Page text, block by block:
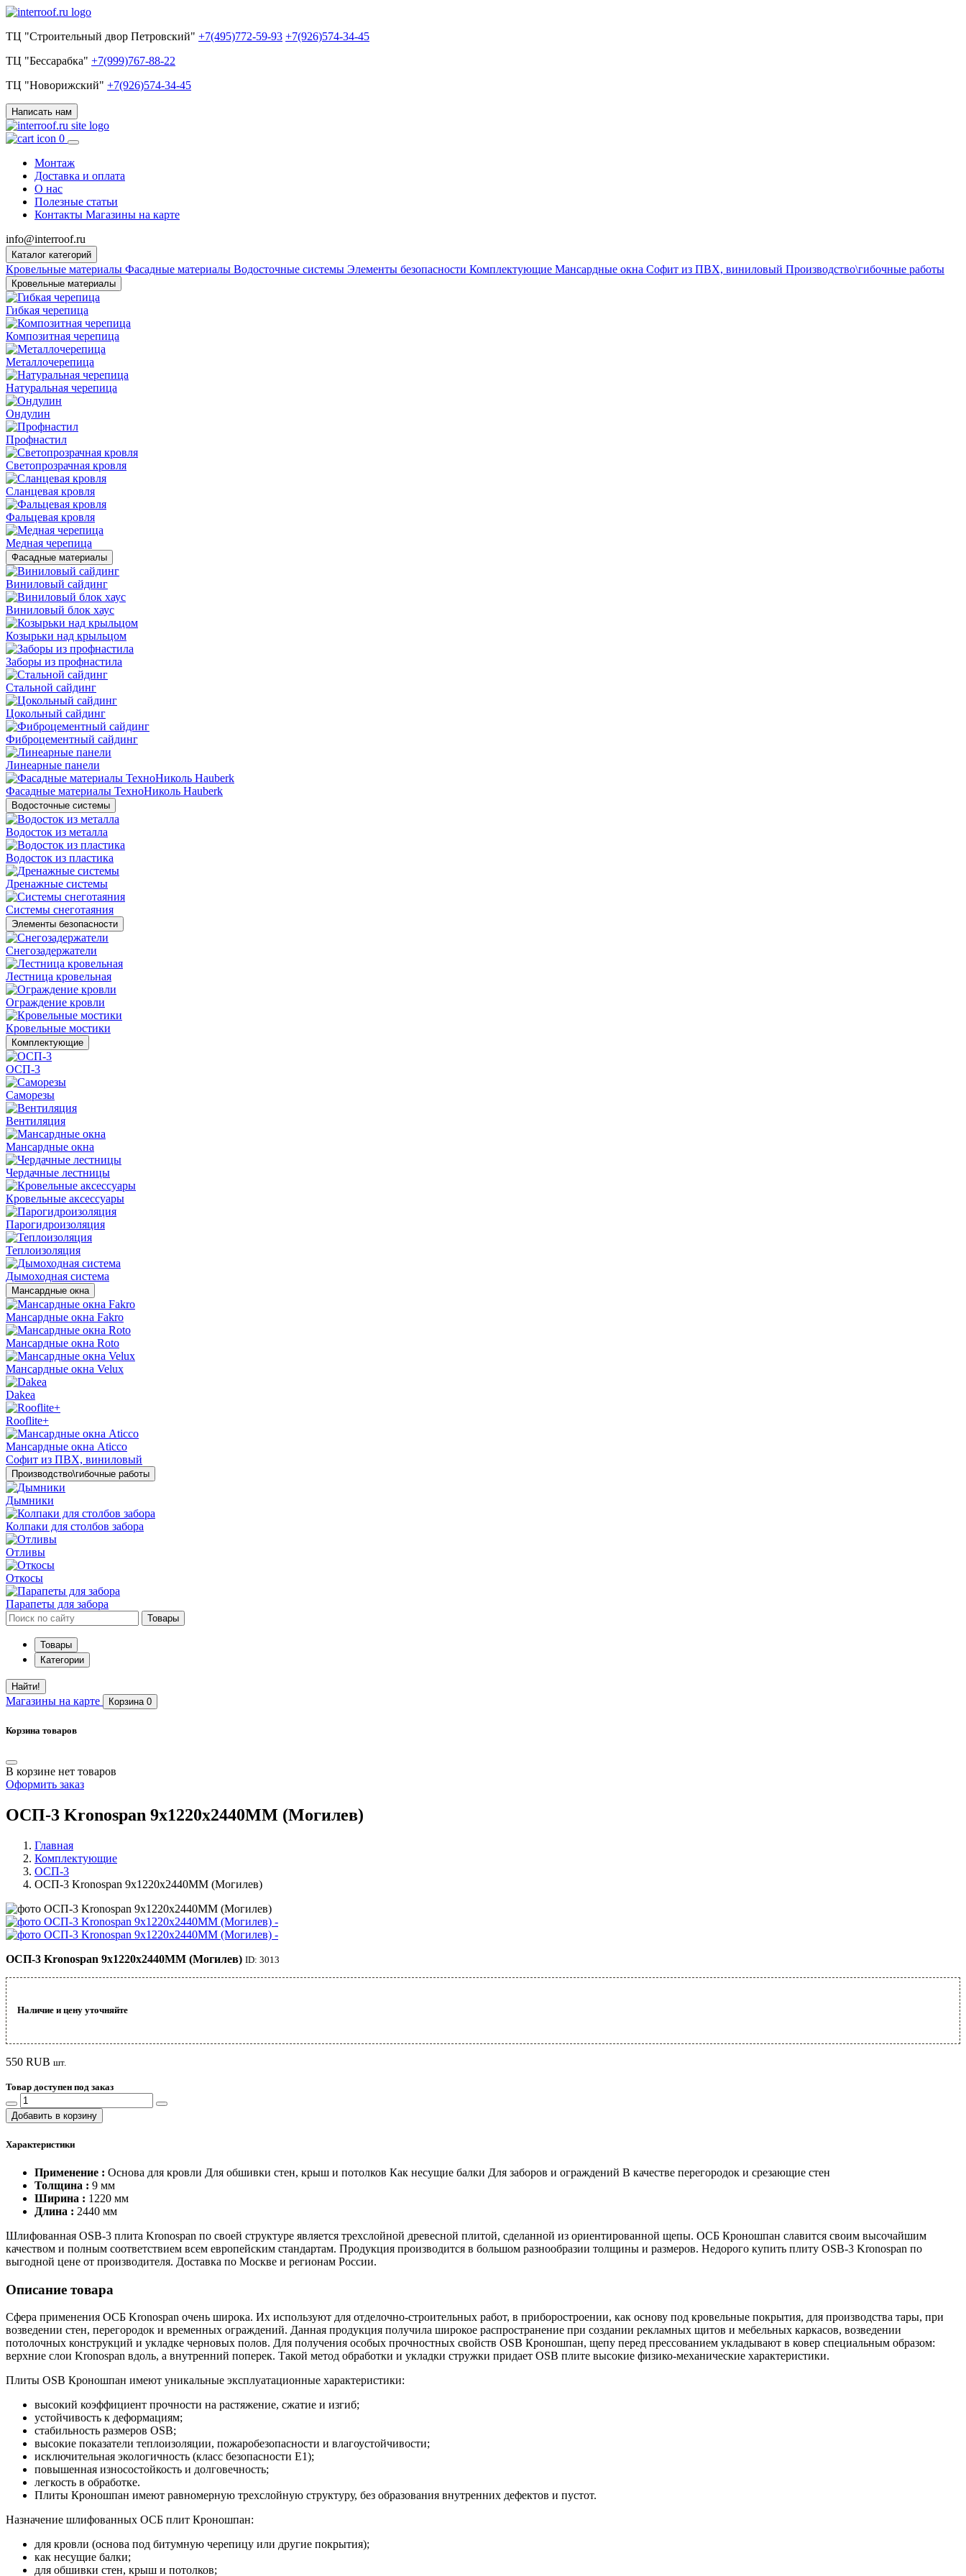
ТЦ "Строительный двор Петровский" +7(495)772-59-93 +7(926)574-34-45
ТЦ "Бессарабка" +7(999)767-88-22
ТЦ "Новорижский" +7(926)574-34-45
Написать нам
0
Монтаж
Доставка и оплата
О нас
Полезные статьи
Контакты Магазины на карте
info@interroof.ru
Каталог категорий
Кровельные материалы Фасадные материалы Водосточные системы Элементы безопасности Комплектующие Мансардные окна Софит из ПВХ, виниловый Производство\гибочные работы
Кровельные материалы
Гибкая черепица
Композитная черепица
Металлочерепица
Натуральная черепица
Ондулин
Профнастил
Светопрозрачная кровля
Сланцевая кровля
Фальцевая кровля
Медная черепица
Фасадные материалы
Виниловый сайдинг
Виниловый блок хаус
Козырьки над крыльцом
Заборы из профнастила
Стальной сайдинг
Цокольный сайдинг
Фиброцементный сайдинг
Линеарные панели
Фасадные материалы ТехноНиколь Hauberk
Водосточные системы
Водосток из металла
Водосток из пластика
Дренажные системы
Системы снеготаяния
Элементы безопасности
Снегозадержатели
Лестница кровельная
Ограждение кровли
Кровельные мостики
Комплектующие
ОСП-3
Саморезы
Вентиляция
Мансардные окна
Чердачные лестницы
Кровельные аксессуары
Парогидроизоляция
Теплоизоляция
Дымоходная система
Мансардные окна
Мансардные окна Fakro
Мансардные окна Roto
Мансардные окна Velux
Dakea
Rooflite+
Мансардные окна Aticco
Софит из ПВХ, виниловый
Производство\гибочные работы
Дымники
Колпаки для столбов забора
Отливы
Откосы
Парапеты для забора
Товары
Товары
Категории
Найти!
Магазины на карте Корзина 0
Корзина товаров
В корзине нет товаров
Оформить заказ
ОСП-3 Kronospan 9х1220х2440ММ (Могилев)
Главная
Комплектующие
ОСП-3
ОСП-3 Kronospan 9х1220х2440ММ (Могилев)
ОСП-3 Kronospan 9х1220х2440ММ (Могилев) ID: 3013
Наличие и цену уточняйте
550 RUB шт.
Товар доступен под заказ
Добавить в корзину
Характеристики
Применение : Основа для кровли Для обшивки стен, крыш и потолков Как несущие балки Для заборов и ограждений В качестве перегородок и срезающие стен
Толщина : 9 мм
Ширина : 1220 мм
Длина : 2440 мм
Шлифованная OSB-3 плита Kronospan по своей структуре является трехслойной древесной плитой, сделанной из ориентированной щепы. ОСБ Кроношпан славится своим высочайшим
качеством и полным соответствием всем европейским стандартам. Продукция производится в большом разнообразии толщины и размеров. Недорого купить плиту OSB-3 Kronospan по
выгодной цене от производителя. Доставка по Москве и регионам России.
Описание товара
Сфера применения ОСБ Kronospan очень широка. Их используют для отделочно-строительных работ, в приборостроении, как основу под кровельные покрытия, для производства тары, при
возведении стен, перегородок и временных ограждений. Данная продукция получила широкое распространение при создании рекламных щитов и мебельных каркасов, возведении
потолочных конструкций и укладке черновых полов. Для получения особых прочностных свойств OSB Кроношпан, щепу перед прессованием укладывают в ковер специальным образом:
верхние слои Kronospan вдоль, а внутренний поперек. Такой метод обработки и укладки стружки придает OSB плите высокие физико-механические характеристики.
Плиты OSB Кроношпан имеют уникальные эксплуатационные характеристики:
высокий коэффициент прочности на растяжение, сжатие и изгиб;
устойчивость к деформациям;
стабильность размеров OSB;
высокие показатели теплоизоляции, пожаробезопасности и влагоустойчивости;
исключительная экологичность (класс безопасности Е1);
повышенная износостойкость и долговечность;
легкость в обработке.
Плиты Кроношпан имеют равномерную трехслойную структуру, без образования внутренних дефектов и пустот.
Назначение шлифованных ОСБ плит Кроношпан:
для кровли (основа под битумную черепицу или другие покрытия);
как несущие балки;
для обшивки стен, крыш и потолков;